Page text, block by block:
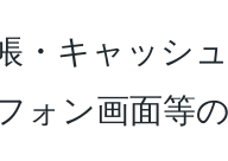
・キャッシ
ォン画面等